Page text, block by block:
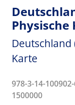
Physische
Deutschland
Karte
978-3-14-
1500000